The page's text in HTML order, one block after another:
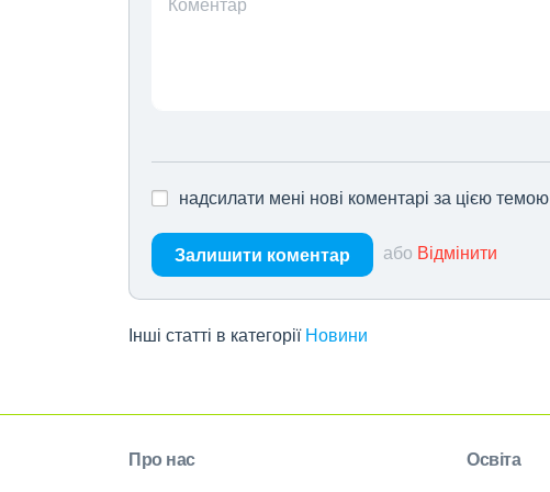
надсилати мені нові коментарі за цією темою
Залишити коментар або Відмінити
Інші статті в категорії Новини
Про нас Освіта